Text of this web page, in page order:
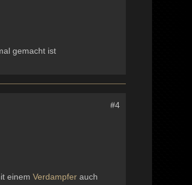
gemacht ist
#4
einemVerdampfer auch